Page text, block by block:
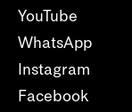
YouTube
WhatsApp
Instagram
Facebook